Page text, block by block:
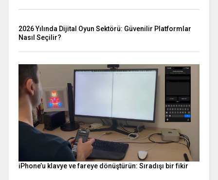
2026 Yılında Dijital Oyun Sektörü: Güvenilir Platformlar
Nasıl Seçilir?
iPhone’u klavye ve fareye dönüştürün: Sıradışı bir fikir